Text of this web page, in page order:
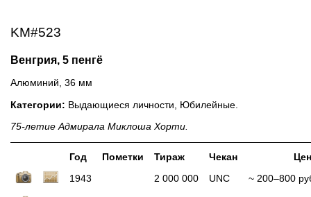
KM#523
Венгрия, 5 пенгё
Алюминий, 36 мм
Категории: Выдающиеся личности, Юбилейные.
75-летие Адмирала Миклоша Хорти.
Год Пометки Тираж Чекан
1943
2 000 000 UNC ~ 200–800